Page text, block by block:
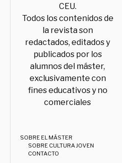
CEU.
Todos los contenidos de
la revista son
redactados, editados y
publicados por los
alumnos del máster,
exclusivamente con
fines educativos y no
comerciales
SOBRE EL MÁSTER
SOBRE CULTURA JOVEN
CONTACTO